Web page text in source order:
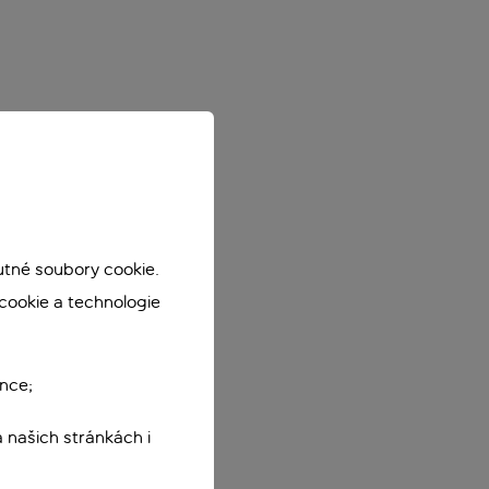
soubory cookie.
a technologie
našich stránkách i